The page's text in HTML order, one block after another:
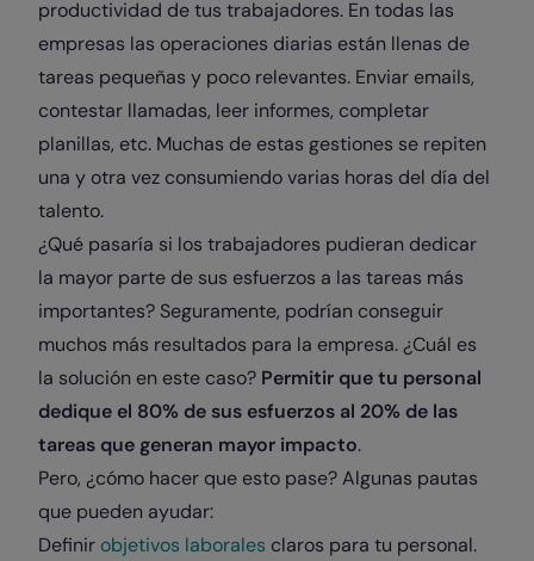
productividad de tus trabajadores. En todas las
empresas las operaciones diarias están llenas de
tareas pequeñas y poco relevantes. Enviar emails,
contestar llamadas, leer informes, completar
planillas, etc. Muchas de estas gestiones se repiten
una y otra vez consumiendo varias horas del día del
talento.
¿Qué pasaría si los trabajadores pudieran dedicar
la mayor parte de sus esfuerzos a las tareas más
importantes? Seguramente, podrían conseguir
muchos más resultados para la empresa. ¿Cuál es
la solución en este caso? Permitir que tu personal
dedique el 80% de sus esfuerzos al 20% de las
tareas que generan mayor impacto.
Pero, ¿cómo hacer que esto pase? Algunas pautas
que pueden ayudar:
Definir objetivos laborales claros para tu personal.